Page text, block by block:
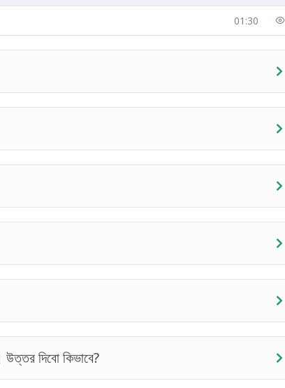
01:30
উত্তর দিবো কিভাবে?